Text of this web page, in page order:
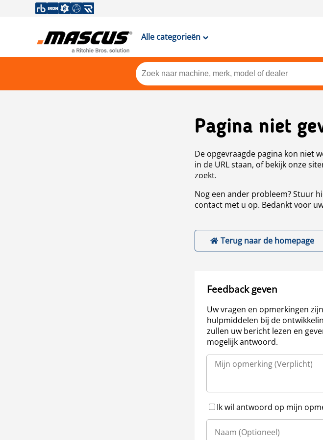
Alle categorieën
Pagina niet
De opgevraagde pagina kon niet
in de URL staan, of bekijk onze
zoekt.
Nog een ander probleem? Stuur
contact met u op. Bedankt voor
Terug naar de homepage
Feedback geven
Uw vragen en opmerkingen
hulpmiddelen bij de
zullen uw bericht lezen en
mogelijk antwoord.
Ik wil antwoord op mijn